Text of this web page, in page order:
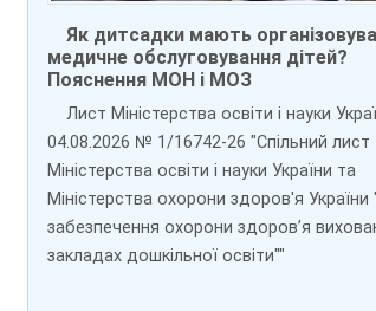
Як дитсадки мають
медичне обслуговування дітей?
Пояснення МОН і МОЗ
Лист Міністерства освіти і науки
04.08.2026 № 1/16742-26 "Спільний лист
Міністерства освіти і науки України та
Міністерства охорони здоров'я України
забезпечення охорони здоров’я
закладах дошкільної освіти""